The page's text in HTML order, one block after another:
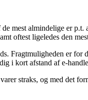
mest almindelige er
oftest ligeledes den
Fragtmuligheden er
i kort afstand af e-
straks, og med det